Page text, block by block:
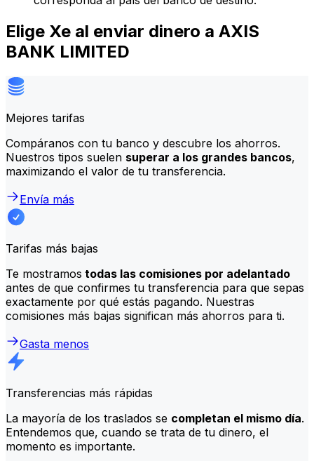
Elige Xe al enviar dinero a AXIS
BANK LIMITED
Mejores tarifas
Compáranos con tu banco y descubre los ahorros.
Nuestros tipos suelen superar a los grandes bancos,
maximizando el valor de tu transferencia.
Envía más
Tarifas más bajas
Te mostramos todas las comisiones por adelantado
antes de que confirmes tu transferencia para que sepas
exactamente por qué estás pagando. Nuestras
comisiones más bajas significan más ahorros para ti.
Gasta menos
Transferencias más rápidas
La mayoría de los traslados se completan el mismo día.
Entendemos que, cuando se trata de tu dinero, el
momento es importante.